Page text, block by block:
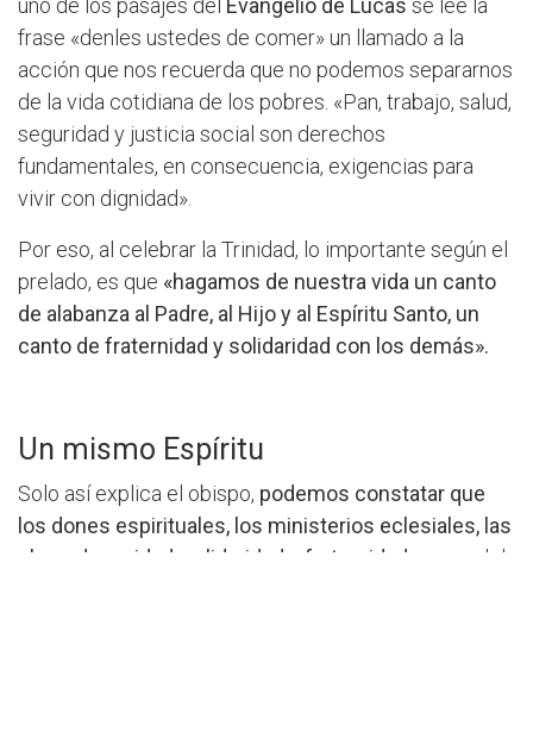
uno de los pasajes del Evangelio de Lucas se lee la
frase «denles ustedes de comer» un llamado a la
acción que nos recuerda que no podemos separarnos
de la vida cotidiana de los pobres. «Pan, trabajo, salud,
seguridad y justicia social son derechos
fundamentales, en consecuencia, exigencias para
vivir con dignidad».
Por eso, al celebrar la Trinidad, lo importante según el
prelado, es que «hagamos de nuestra vida un canto
de alabanza al Padre, al Hijo y al Espíritu Santo, un
canto de fraternidad y solidaridad con los demás».
Un mismo Espíritu
Solo así explica el obispo, podemos constatar que
los dones espirituales, los ministerios eclesiales, las
obras de caridad, solidaridad y fraternidad,
nacen del